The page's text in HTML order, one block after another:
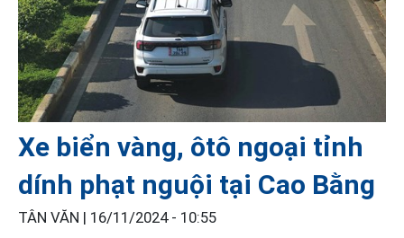
Xe biển vàng, ôtô ngoại tỉnh
dính phạt nguội tại Cao Bằng
TÂN VĂN | 16/11/2024 - 10:55